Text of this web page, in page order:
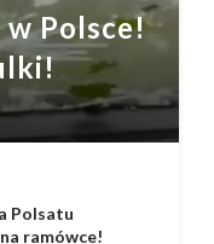
w Polsce!
Polsatu
ramówce!